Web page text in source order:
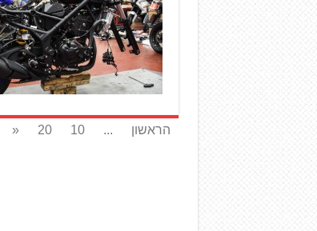
הראשון ...
10
20
«